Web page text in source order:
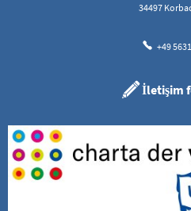
34497
+49
İletişim